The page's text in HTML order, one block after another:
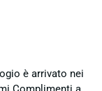
è arrivato nei